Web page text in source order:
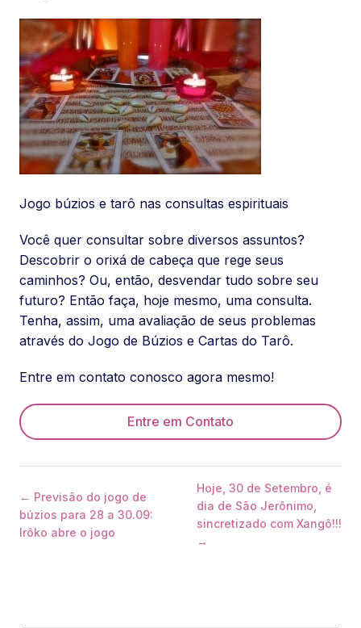
Jogo búzios e tarô nas consultas espirituais
Você quer consultar sobre diversos assuntos?
Descobrir o orixá de cabeça que rege seus
caminhos? Ou, então, desvendar tudo sobre seu
futuro? Então faça, hoje mesmo, uma consulta.
Tenha, assim, uma avaliação de seus problemas
através do Jogo de Búzios e Cartas do Tarô.
Entre em contato conosco agora mesmo!
Entre em Contato
← Previsão do jogo de
búzios para 28 a 30.09:
Irôko abre o jogo
Hoje, 30 de Setembro, é
dia de São Jerônimo,
sincretizado com Xangô!!!
→